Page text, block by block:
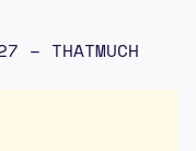
THATMUCH